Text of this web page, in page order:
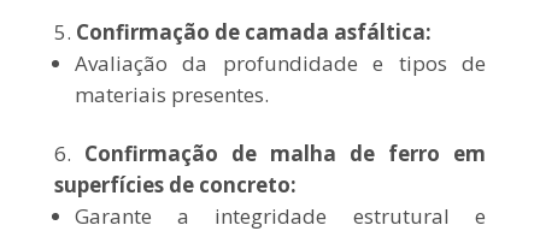
Confirmação de camada asfáltica:
Avaliação da profundidade e tipos de
materiais presentes.
Confirmação de malha de ferro em
superfícies de concreto:
Garante a integridade estrutural e